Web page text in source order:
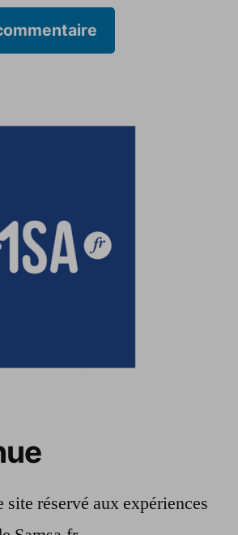
site réservé aux expériences